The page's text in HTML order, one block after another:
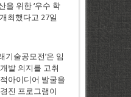
을 위한 ‘우수 학
최했다고 27일
기술공모전’은 임
발 의지를 고취
아이디어 발굴을
진 프로그램이